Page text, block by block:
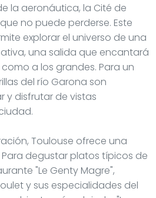
la aeronáutica, la Cité de
no puede perderse. Este
explorar el universo de una
una salida que encantará
a los grandes. Para un
del río Garona son
y disfrutar de vistas
Toulouse ofrece una
degustar platos típicos de
"Le Genty Magre",
y sus especialidades del